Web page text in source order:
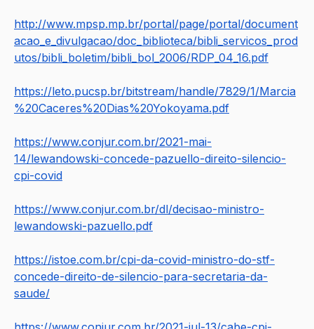
http://www.mpsp.mp.br/portal/page/portal/document
acao_e_divulgacao/doc_biblioteca/bibli_servicos_prod
utos/bibli_boletim/bibli_bol_2006/RDP_04_16.pdf
https://leto.pucsp.br/bitstream/handle/7829/1/Marcia
%20Caceres%20Dias%20Yokoyama.pdf
https://www.conjur.com.br/2021-mai-
14/lewandowski-concede-pazuello-direito-silencio-
cpi-covid
https://www.conjur.com.br/dl/decisao-ministro-
lewandowski-pazuello.pdf
https://istoe.com.br/cpi-da-covid-ministro-do-stf-
concede-direito-de-silencio-para-secretaria-da-
saude/